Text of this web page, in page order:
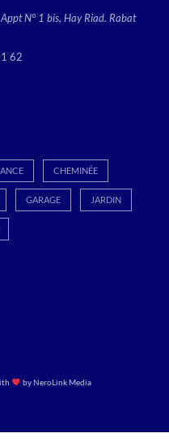
N° 1 bis, Hay Riad. Rabat
62
CHEMINÉE
GARAGE JARDIN
byNeroLink Media